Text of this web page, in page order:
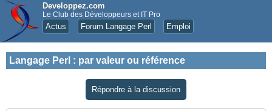
Developpez.com
Le Club des Développeurs et IT Pro
Actus Forum Langage Perl Emploi
Langage Perl : par valeur ou référence
Répondre à la discussion